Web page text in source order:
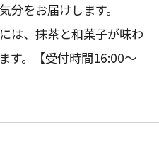
分をお届けします。
は、抹茶と和菓子が味わ
す。【受付時間16:00～